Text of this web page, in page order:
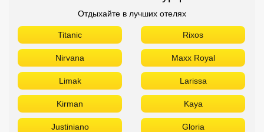
Отдыхайте в лучших отелях
Titanic Rixos
Nirvana Maxx Royal
Limak Larissa
Kirman Kaya
Justiniano Gloria